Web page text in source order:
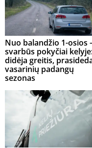
Nuo balandžio 1-osios
svarbūs pokyčiai
didėja greitis,
vasarinių padangų
sezonas